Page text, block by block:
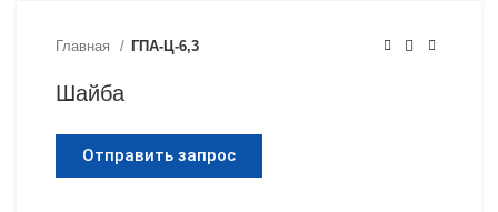
Главная ГПА-Ц-6,3
Шайба
Отправить запрос